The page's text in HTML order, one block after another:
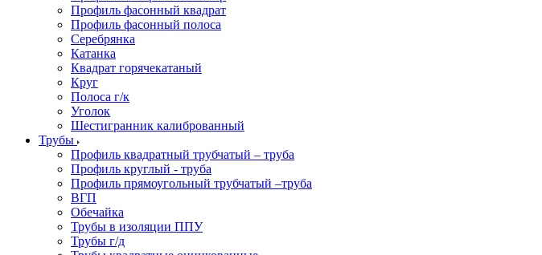
Профиль фасонный квадрат
Профиль фасонный полоса
Серебрянка
Катанка
Квадрат горячекатаный
Круг
Полоса г/к
Уголок
Шестигранник калиброванный
Трубы
Профиль квадратный трубчатый – труба
Профиль круглый - труба
Профиль прямоугольный трубчатый –труба
ВГП
Обечайка
Трубы в изоляции ППУ
Трубы г/д